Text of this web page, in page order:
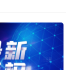
for Plaintiff
Yi Bu
for Plaintiff
Yanling Jiang